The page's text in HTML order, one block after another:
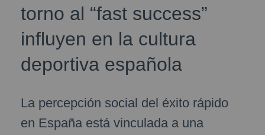
torno al “fast success”
influyen en la cultura
deportiva española
La percepción social del éxito rápido
en España está vinculada a una